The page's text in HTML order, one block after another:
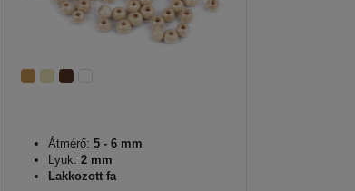
Átmérő: 5 - 6 mm
Lyuk: 2 mm
Lakkozott fa